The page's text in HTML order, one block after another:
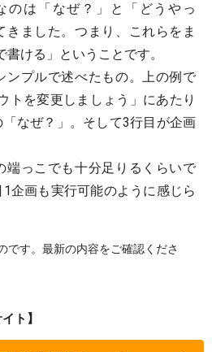
のは「なぜ？」と「どうやっ
きました。つまり、これらをま
ける」ということです。
ンプルで述べたもの。上の例で
トを変更しましょう」にあたり
なぜ？」。そして3行目が企画
端っこでも十分足りるくらいで
企画も実行可能のように感じら
です。最新の内容をご確認くださ
ト】